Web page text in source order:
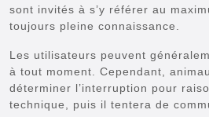
sont invités à s’y référer au
toujours pleine connaissance.
Les utilisateurs peuvent
à tout moment. Cependant,
déterminer l’interruption pour
technique, puis il tentera de